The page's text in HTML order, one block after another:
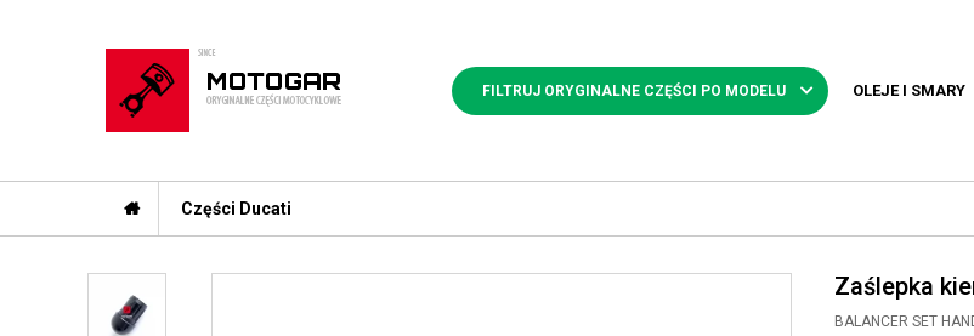
FILTRUJ ORYGINALNE CZĘŚCI PO MODELU OLEJE I SMARY
Części Ducati
Zaślepka
BALANCER SET